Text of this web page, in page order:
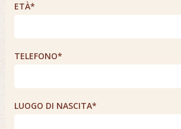
ETÀ*
TELEFONO*
LUOGO DI NASCITA*